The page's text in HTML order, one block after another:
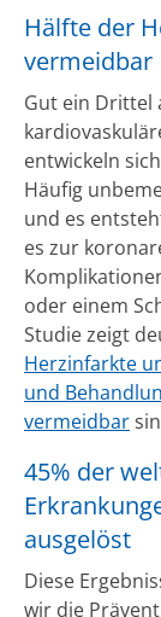
Hälfte der
vermeidbar
Gut ein Drittel
entwickeln
Häufig
und es
es zur
oder einem
Studie zeigt
Herzinfarkte
und
vermeidbar
45% der
ausgelöst
Diese
wir die